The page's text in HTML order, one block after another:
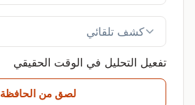
تفعيل التحليل في الوقت الحقيقي
لصق من الحافظة